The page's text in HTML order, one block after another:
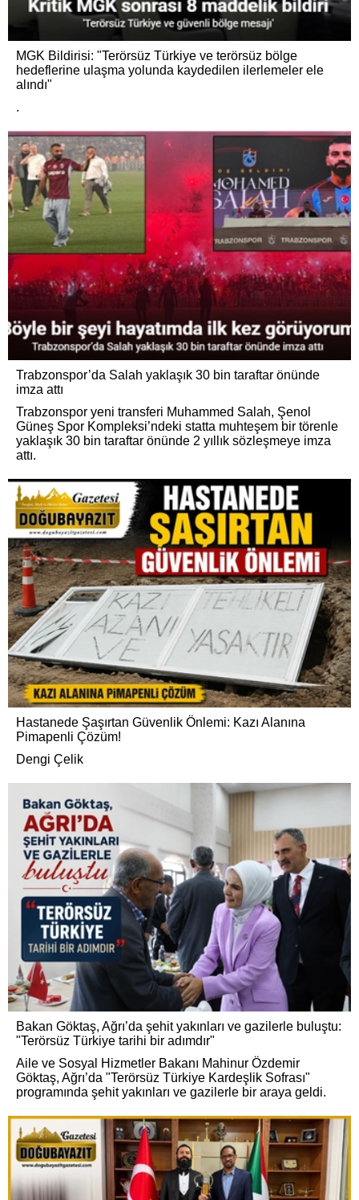
MGK Bildirisi: "Terörsüz Türkiye ve terörsüz bölge
hedeflerine ulaşma yolunda kaydedilen ilerlemeler ele
alındı"
.
Trabzonspor’da Salah yaklaşık 30 bin taraftar önünde
imza attı
Trabzonspor yeni transferi Muhammed Salah, Şenol
Güneş Spor Kompleksi’ndeki statta muhteşem bir törenle
yaklaşık 30 bin taraftar önünde 2 yıllık sözleşmeye imza
attı.
Hastanede Şaşırtan Güvenlik Önlemi: Kazı Alanına
Pimapenli Çözüm!
Dengi Çelik
Bakan Göktaş, Ağrı’da şehit yakınları ve gazilerle buluştu:
"Terörsüz Türkiye tarihi bir adımdır"
Aile ve Sosyal Hizmetler Bakanı Mahinur Özdemir
Göktaş, Ağrı’da "Terörsüz Türkiye Kardeşlik Sofrası"
programında şehit yakınları ve gazilerle bir araya geldi.